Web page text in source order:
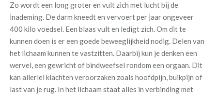
Zo wordt een long groter en vult zich met lucht bij de
inademing. De darm kneedt en vervoert per jaar ongeveer
400 kilo voedsel. Een blaas vult en ledigt zich. Om dit te
kunnen doen is er een goede beweeglijkheid nodig. Delen van
het lichaam kunnen te vastzitten. Daarbij kun je denken een
wervel, een gewricht of bindweefsel rondom een orgaan. Dit
kan allerlei klachten veroorzaken zoals hoofdpijn, buikpijn of
last van je rug. In het lichaam staat alles in verbinding met